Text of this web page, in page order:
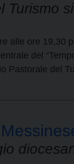
Turismo
alle ore 19,30
del
Pastorale del